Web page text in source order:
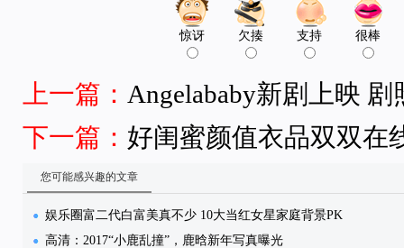
惊讶 欠揍 支持 很棒
上一篇： Angelababy新剧上映
下一篇： 好闺蜜颜值衣品双双在
您可能感兴趣的文章
娱乐圈富二代白富美真不少 10大当红女星家庭背景PK
高清：2017“小鹿乱撞”，鹿晗新年写真曝光